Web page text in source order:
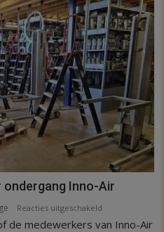
kunstgras
weg
in
Hardenberg
en
Sibculo
Inno-Air
Reacties uitgeschakeld
Warmte
de medewerkers van Inno-Air